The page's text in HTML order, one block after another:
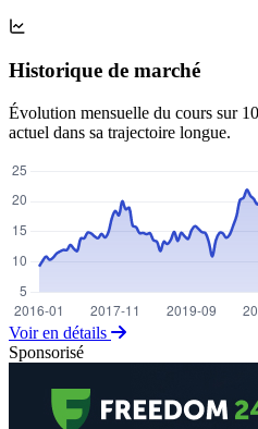
Historique de marché
Évolution mensuelle du cours sur
actuel dans sa trajectoire longue.
Voir en détails
Sponsorisé